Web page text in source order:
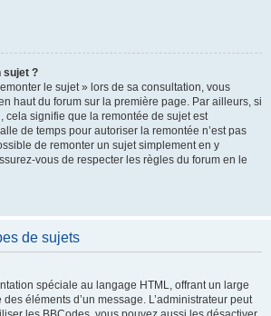
sujet ?
le sujet » lors de sa consultation, vous
haut du forum sur la première page. Par ailleurs, si
cela signifie que la remontée de sujet est
de temps pour autoriser la remontée n’est pas
de remonter un sujet simplement en y
vous de respecter les règles du forum en le
de sujets
spéciale au langage HTML, offrant un large
éléments d’un message. L’administrateur peut